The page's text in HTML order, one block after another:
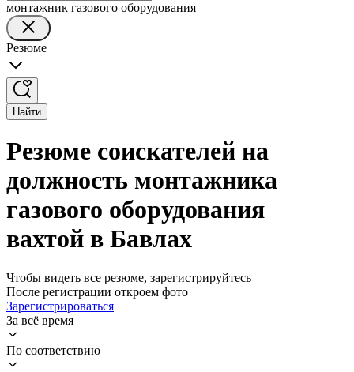
монтажник газового оборудования
Резюме
Найти
Резюме соискателей на
должность монтажника
газового оборудования
вахтой в Бавлах
Чтобы видеть все резюме, зарегистрируйтесь
После регистрации откроем фото
Зарегистрироваться
За всё время
По соответствию